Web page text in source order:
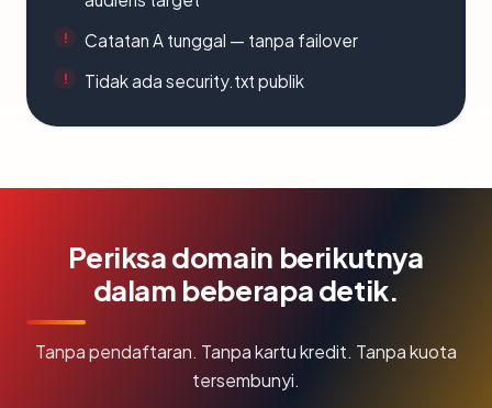
Catatan A tunggal — tanpa failover
Tidak ada security.txt publik
Periksa domain berikutnya
dalam beberapa detik.
Tanpa pendaftaran. Tanpa kartu kredit. Tanpa kuota
tersembunyi.